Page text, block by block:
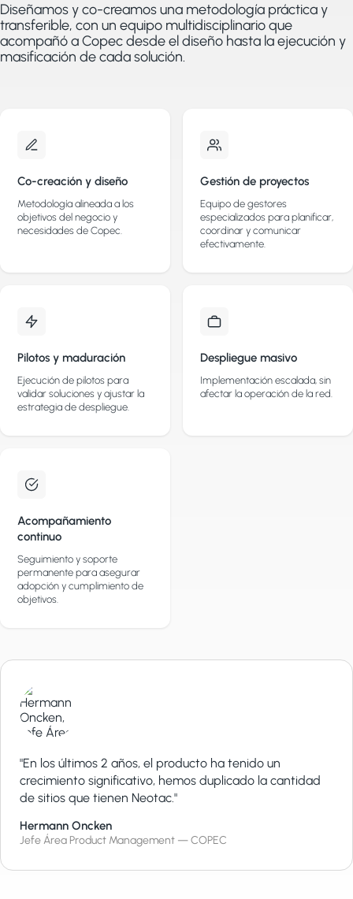
Diseñamos y co-creamos una metodología práctica y
transferible, con un equipo multidisciplinario que
acompañó a Copec desde el diseño hasta la ejecución y
masificación de cada solución.
Co-creación y diseño
Metodología alineada a los
objetivos del negocio y
necesidades de Copec.
Gestión de proyectos
Equipo de gestores
especializados para planificar,
coordinar y comunicar
efectivamente.
Pilotos y maduración
Ejecución de pilotos para
validar soluciones y ajustar la
estrategia de despliegue.
Despliegue masivo
Implementación escalada, sin
afectar la operación de la red.
Acompañamiento
continuo
Seguimiento y soporte
permanente para asegurar
adopción y cumplimiento de
objetivos.
"En los últimos 2 años, el producto ha tenido un
crecimiento significativo, hemos duplicado la cantidad
de sitios que tienen Neotac."
Hermann Oncken
Jefe Área Product Management — COPEC